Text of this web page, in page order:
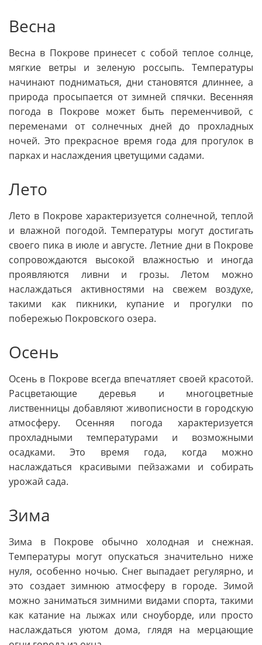
Весна
Весна в Покрове принесет с собой теплое солнце,
мягкие ветры и зеленую россыпь. Температуры
начинают подниматься, дни становятся длиннее, а
природа просыпается от зимней спячки. Весенняя
погода в Покрове может быть переменчивой, с
переменами от солнечных дней до прохладных
ночей. Это прекрасное время года для прогулок в
парках и наслаждения цветущими садами.
Лето
Лето в Покрове характеризуется солнечной, теплой
и влажной погодой. Температуры могут достигать
своего пика в июле и августе. Летние дни в Покрове
сопровождаются высокой влажностью и иногда
проявляются ливни и грозы. Летом можно
наслаждаться активностями на свежем воздухе,
такими как пикники, купание и прогулки по
побережью Покровского озера.
Осень
Осень в Покрове всегда впечатляет своей красотой.
Расцветающие деревья и многоцветные
лиственницы добавляют живописности в городскую
атмосферу. Осенняя погода характеризуется
прохладными температурами и возможными
осадками. Это время года, когда можно
наслаждаться красивыми пейзажами и собирать
урожай сада.
Зима
Зима в Покрове обычно холодная и снежная.
Температуры могут опускаться значительно ниже
нуля, особенно ночью. Снег выпадает регулярно, и
это создает зимнюю атмосферу в городе. Зимой
можно заниматься зимними видами спорта, такими
как катание на лыжах или сноуборде, или просто
наслаждаться уютом дома, глядя на мерцающие